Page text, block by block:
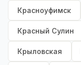
Красноуфимск
Красный Сулин
Крыловская